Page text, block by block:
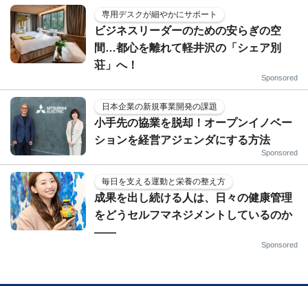
専用デスクが細やかにサポート
ビジネスリーダーのための安らぎの空
間…都心を離れて軽井沢の「シェア別
荘」へ！
Sponsored
日本企業の新規事業開発の課題
小手先の協業を脱却！オープンイノベー
ションを経営アジェンダにする方法
Sponsored
毎日を支える運動と栄養の整え方
成果を出し続ける人は、日々の健康管理
をどうセルフマネジメントしているのか
——
Sponsored